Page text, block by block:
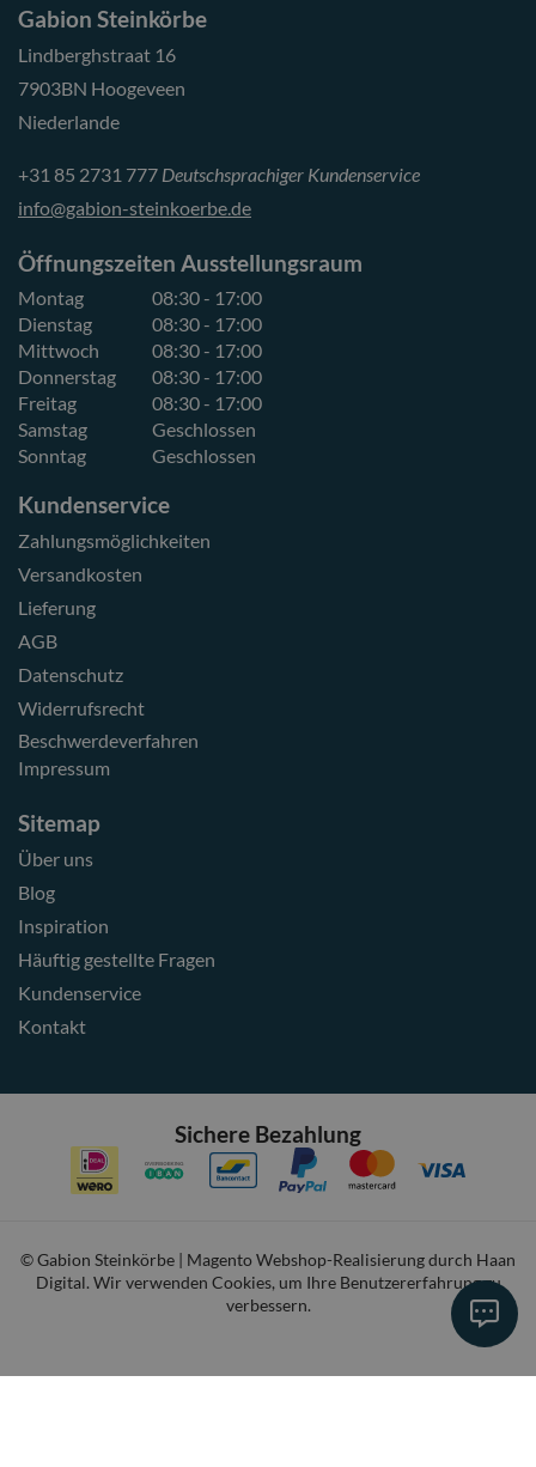
Gabion Steinkörbe
Lindberghstraat 16
7903BN Hoogeveen
Niederlande
+31 85 2731 777 Deutschsprachiger Kundenservice
info@gabion-steinkoerbe.de
Öffnungszeiten Ausstellungsraum
Montag
08:30 - 17:00
Dienstag
08:30 - 17:00
Mittwoch
08:30 - 17:00
Donnerstag
08:30 - 17:00
Freitag
08:30 - 17:00
Samstag
Geschlossen
Sonntag
Geschlossen
Kundenservice
Zahlungsmöglichkeiten
Versandkosten
Lieferung
AGB
Datenschutz
Widerrufsrecht
Beschwerdeverfahren
Impressum
Sitemap
Über uns
Blog
Inspiration
Häuftig gestellte Fragen
Kundenservice
Kontakt
Sichere Bezahlung
© Gabion Steinkörbe | Magento Webshop-Realisierung durch Haan
Digital. Wir verwenden Cookies, um Ihre Benutzererfahrung zu
verbessern.